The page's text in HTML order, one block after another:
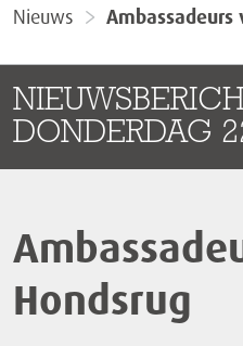
Nieuws
Ambassadeurs
DONDERDAG
Hondsrug